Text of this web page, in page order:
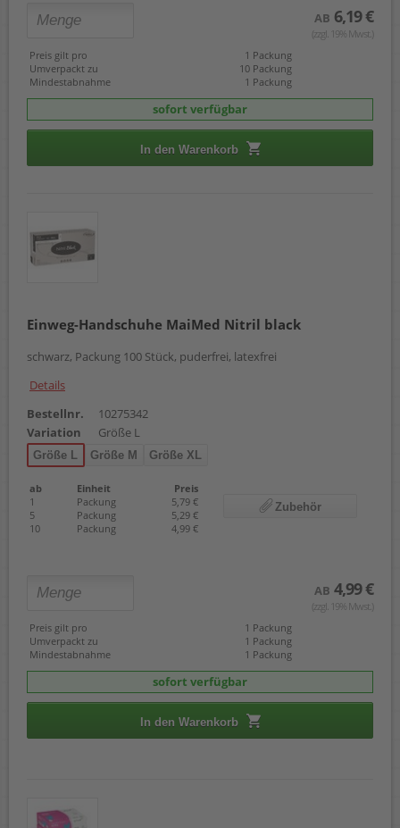
AB 6,19 €
(zzgl. 19% Mwst.)
Preis gilt pro
1 Packung
Umverpackt zu
10 Packung
Mindestabnahme
1 Packung
sofort verfügbar
In den Warenkorb
Einweg-Handschuhe MaiMed Nitril black
schwarz, Packung 100 Stück, puderfrei, latexfrei
Details
Bestellnr.
10275342
Variation
Größe L
Größe L Größe M Größe XL
ab Einheit
Preis
1
Packung
5,79 €
5
Packung
5,29 €
10
Packung 4,99 €
Zubehör
AB 4,99 €
(zzgl. 19% Mwst.)
Preis gilt pro
1 Packung
Umverpackt zu
1 Packung
Mindestabnahme
1 Packung
sofort verfügbar
In den Warenkorb